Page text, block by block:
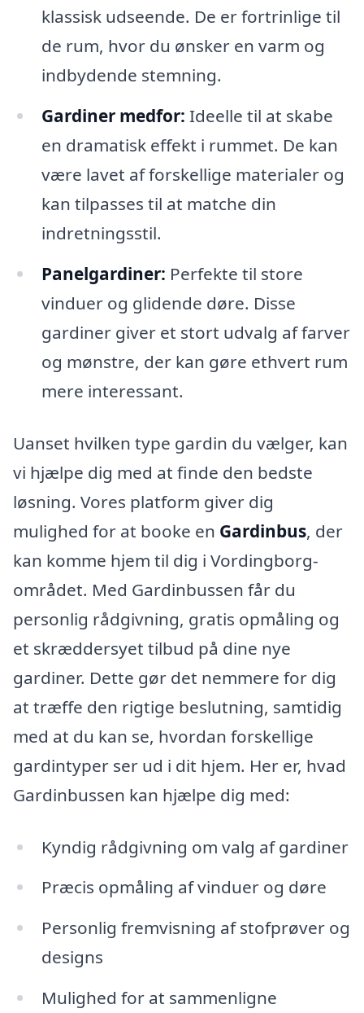
klassisk udseende. De er fortrinlige til
de rum, hvor du ønsker en varm og
indbydende stemning.
Gardiner medfor: Ideelle til at skabe
en dramatisk effekt i rummet. De kan
være lavet af forskellige materialer og
kan tilpasses til at matche din
indretningsstil.
Panelgardiner: Perfekte til store
vinduer og glidende døre. Disse
gardiner giver et stort udvalg af farver
og mønstre, der kan gøre ethvert rum
mere interessant.
Uanset hvilken type gardin du vælger, kan
vi hjælpe dig med at finde den bedste
løsning. Vores platform giver dig
mulighed for at booke en Gardinbus, der
kan komme hjem til dig i Vordingborg-
området. Med Gardinbussen får du
personlig rådgivning, gratis opmåling og
et skræddersyet tilbud på dine nye
gardiner. Dette gør det nemmere for dig
at træffe den rigtige beslutning, samtidig
med at du kan se, hvordan forskellige
gardintyper ser ud i dit hjem. Her er, hvad
Gardinbussen kan hjælpe dig med:
Kyndig rådgivning om valg af gardiner
Præcis opmåling af vinduer og døre
Personlig fremvisning af stofprøver og
designs
Mulighed for at sammenligne